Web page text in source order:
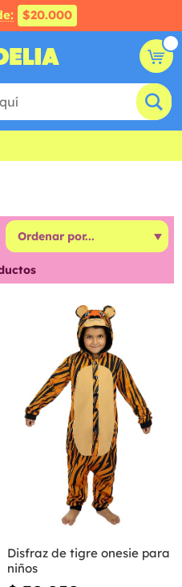
$20.000
Disfraz de tigre onesie para
niños